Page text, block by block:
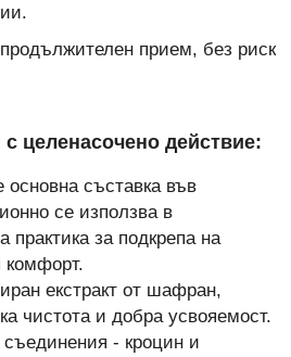
прием, без риск
целенасочено действие:
съставка във
се използва в
практика за подкрепа на
комфорт.
екстракт от шафран,
чистота и добра усвояемост.
съединения - кроцин и